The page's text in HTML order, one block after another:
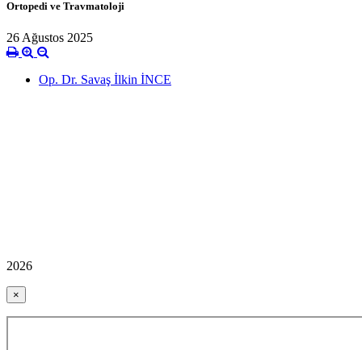
Ortopedi ve Travmatoloji
26 Ağustos 2025
Op. Dr. Savaş İlkin İNCE
2026
×